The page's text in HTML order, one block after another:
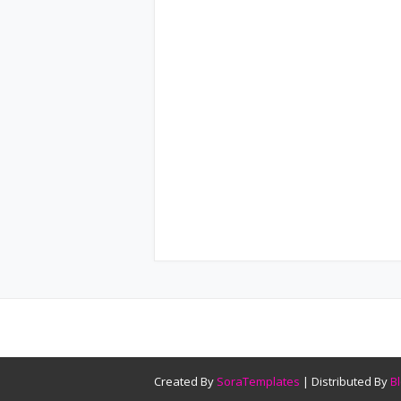
Created By SoraTemplates | Distributed By